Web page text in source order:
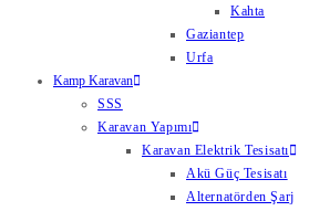
Kahta
Gaziantep
Urfa
Kamp Karavan
SSS
Karavan Yapımı
Karavan Elektrik Tesisatı
Akü Güç Tesisatı
Alternatörden Şarj